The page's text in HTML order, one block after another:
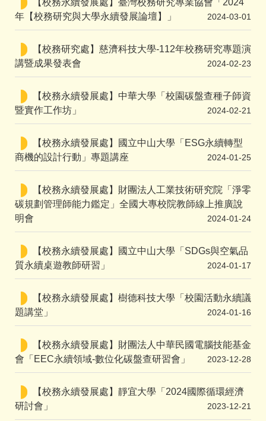
【校務永續發展處】臺灣校務研究專業協會「2024
年【校務研究與大學永續發展論壇】」
2024-03-01
【校務研究處】慈濟科技大學-112年校務研究專題演
講暨成果發表會
2024-02-23
【校務永續發展處】中華大學「校園碳盤查種子師資
暨實作工作坊」
2024-02-21
【校務永續發展處】國立中山大學「ESG永續轉型
商機的設計行動」專題講座
2024-01-25
【校務永續發展處】財團法人工業技術研究院「淨零
碳規劃管理師能力鑑定」全國大專校院教師線上推廣說
明會
2024-01-24
【校務永續發展處】國立中山大學「SDGs與空氣品
質永續桌遊教師研習」
2024-01-17
【校務永續發展處】樹德科技大學「校園活動永續議
題講堂」
2024-01-16
【校務永續發展處】財團法人中華民國電腦技能基金
會「EEC永續領域-數位化碳盤查研習會」
2023-12-28
【校務永續發展處】靜宜大學「2024國際循環經濟
研討會」
2023-12-21